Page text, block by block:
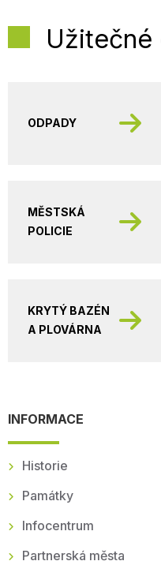
Užitečné
ODPADY
MĚSTSKÁ
POLICIE
KRYTÝ BAZÉN
A PLOVÁRNA
INFORMACE
Historie
Památky
Infocentrum
Partnerská města